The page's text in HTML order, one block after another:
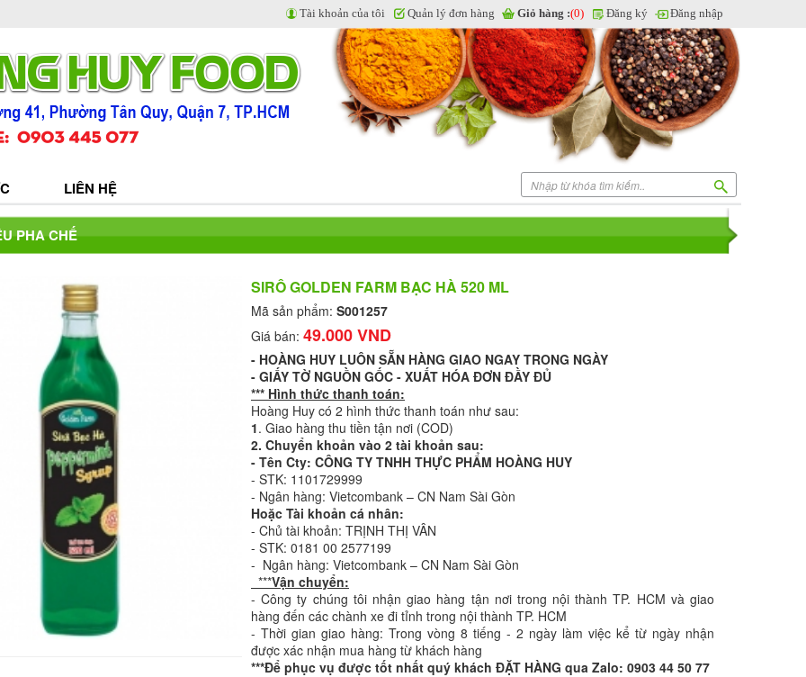
LIÊN HỆ
Tài khoản của tôi Quản lý đơn hàng Giỏ hàng :(0) Đăng ký Đăng nhập
PHA CHẾ
SIRÔ GOLDEN FARM BẠC HÀ 520 ML
Mã sản phẩm: S001257
Giá bán: 49.000 VND
- HOÀNG HUY LUÔN SẴN HÀNG GIAO NGAY TRONG NGÀY
- GIẤY TỜ NGUỒN GỐC - XUẤT HÓA ĐƠN ĐẦY ĐỦ
*** Hình thức thanh toán:
Hoàng Huy có 2 hình thức thanh toán như sau:
1. Giao hàng thu tiền tận nơi (COD)
2. Chuyển khoản vào 2 tài khoản sau:
- Tên Cty: CÔNG TY TNHH THỰC PHẨM HOÀNG HUY
- STK: 1101729999
- Ngân hàng: Vietcombank – CN Nam Sài Gòn
Hoặc Tài khoản cá nhân:
- Chủ tài khoản: TRỊNH THỊ VÂN
- STK: 0181 00 2577199
- Ngân hàng: Vietcombank – CN Nam Sài Gòn
***Vận chuyển:
- Công ty chúng tôi nhận giao hàng tận nơi trong nội thành TP. HCM và giao
hàng đến các chành xe đi tỉnh trong nội thành TP. HCM
- Thời gian giao hàng: Trong vòng 8 tiếng - 2 ngày làm việc kể từ ngày nhận
được xác nhận mua hàng từ khách hàng
***Để phục vụ được tốt nhất quý khách ĐẶT HÀNG qua Zalo: 0903 44 50 77